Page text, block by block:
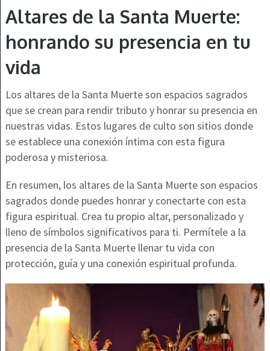
Altares de la Santa Muerte:
honrando su presencia en tu
vida
Los altares de la Santa Muerte son espacios sagrados
que se crean para rendir tributo y honrar su presencia en
nuestras vidas. Estos lugares de culto son sitios donde
se establece una conexión íntima con esta figura
poderosa y misteriosa.
En resumen, los altares de la Santa Muerte son espacios
sagrados donde puedes honrar y conectarte con esta
figura espiritual. Crea tu propio altar, personalizado y
lleno de símbolos significativos para ti. Permítele a la
presencia de la Santa Muerte llenar tu vida con
protección, guía y una conexión espiritual profunda.